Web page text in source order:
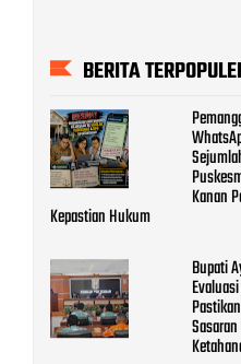
BERITA
Kanan
Kepastian Hukum
Bupati